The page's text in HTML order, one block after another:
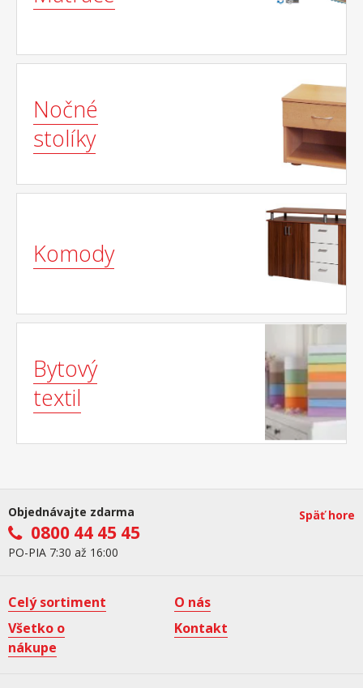
Nočné
stolíky
Komody
Bytový
textil
Objednávajte zdarma
0800 44 45 45
PO-PIA 7:30 až 16:00
Späť hore
Celý sortiment
O nás
Všetko o
nákupe
Kontakt